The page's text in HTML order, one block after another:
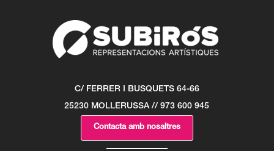
C/ FERRER I BUSQUETS 64-66
25230 MOLLERUSSA // 973 600 945
Contacta amb nosaltres